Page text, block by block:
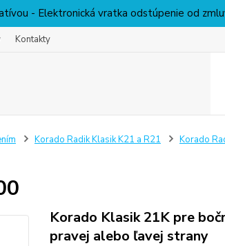
- Elektronická vratka odstúpenie od
Kontakty
Korado Radik Klasik K21 a R21
Korado
Korado Klasik 21K pre
pravej alebo ľavej strany